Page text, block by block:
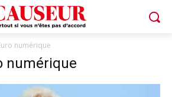
numérique
numérique